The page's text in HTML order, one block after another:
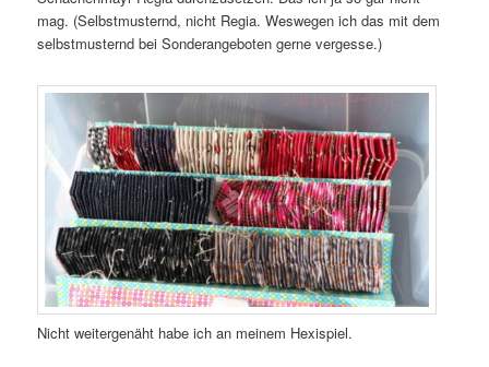
mag. (Selbstmusternd, nicht Regia. Weswegen ich das mit dem
selbstmusternd bei Sonderangeboten gerne vergesse.)
Nicht weitergenäht habe ich an meinem Hexispiel.